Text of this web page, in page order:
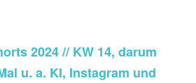
2024 // KW 14, darum
u. a. KI, Instagram und